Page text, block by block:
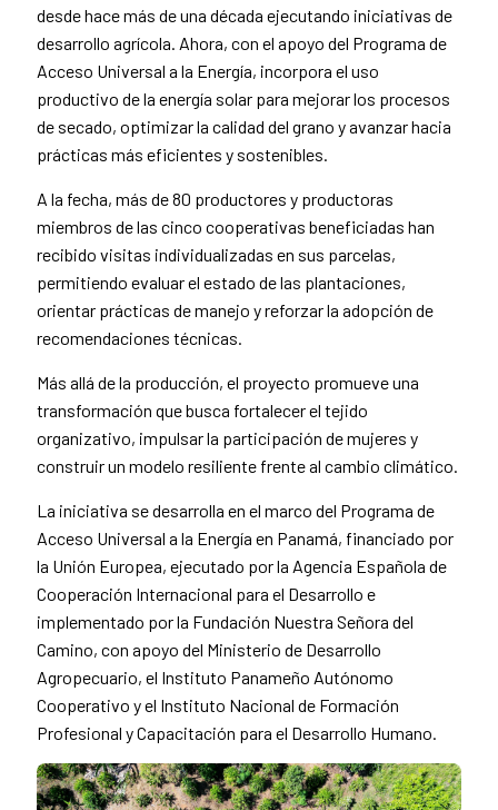
desde hace más de una década ejecutando iniciativas de
desarrollo agrícola. Ahora, con el apoyo del Programa de
Acceso Universal a la Energía, incorpora el uso
productivo de la energía solar para mejorar los procesos
de secado, optimizar la calidad del grano y avanzar hacia
prácticas más eficientes y sostenibles.
A la fecha, más de 80 productores y productoras
miembros de las cinco cooperativas beneficiadas han
recibido visitas individualizadas en sus parcelas,
permitiendo evaluar el estado de las plantaciones,
orientar prácticas de manejo y reforzar la adopción de
recomendaciones técnicas.
Más allá de la producción, el proyecto promueve una
transformación que busca fortalecer el tejido
organizativo, impulsar la participación de mujeres y
construir un modelo resiliente frente al cambio climático.
La iniciativa se desarrolla en el marco del Programa de
Acceso Universal a la Energía en Panamá, financiado por
la Unión Europea, ejecutado por la Agencia Española de
Cooperación Internacional para el Desarrollo e
implementado por la Fundación Nuestra Señora del
Camino, con apoyo del Ministerio de Desarrollo
Agropecuario, el Instituto Panameño Autónomo
Cooperativo y el Instituto Nacional de Formación
Profesional y Capacitación para el Desarrollo Humano.